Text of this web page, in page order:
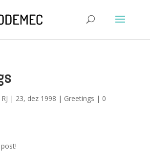
| 23, dez 1998 | Greetings | 0